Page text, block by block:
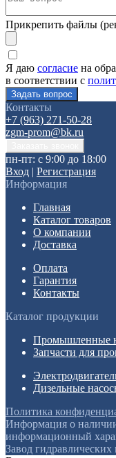
Прикрепить файлы
Я даю согласие на
в соответствии с
Контакты
+7 (963) 271-50-28
zgm-prom@bk.ru
пн-пт: с 9:00 до 18:00
Вход | Регистрация
Информация
Главная
Каталог товаров
О компании
Доставка
Оплата
Гарантия
Контакты
Каталог продукции
Промышленные
Запчасти для
Дизельные
Политика
Информация о
информационный
Завод